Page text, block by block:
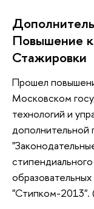
Повышение
Стажировки
Прошел
Московском
технологий и
дополнительной
"Стипком-2013".